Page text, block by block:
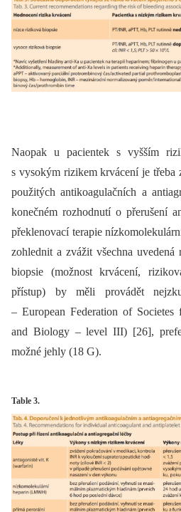
Naopak u pacientek s vyšším
s vysokým rizikem krvácení je třeba
použitých antikoagulačních a
konečném rozhodnutí o přerušení
překlenovací terapie
zohlednit a zvážit všechna
biopsie (možnost krvácení,
přístup) by měli provádět
–⁠ European Federation of
and Biology –⁠ level III) [26],
možné jehly (18 G).
Table 3.